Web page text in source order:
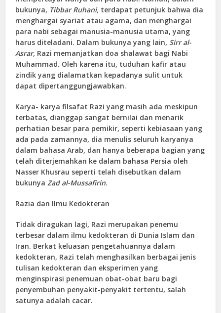
bukunya, Tibbar Ruhani, terdapat petunjuk bahwa dia
menghargai syariat atau agama, dan menghargai
para nabi sebagai manusia-manusia utama, yang
harus diteladani. Dalam bukunya yang lain, Sirr al-
Asrar, Razi memanjatkan doa shalawat bagi Nabi
Muhammad. Oleh karena itu, tuduhan kafir atau
zindik yang dialamatkan kepadanya sulit untuk
dapat dipertanggungjawabkan.
Karya- karya filsafat Razi yang masih ada meskipun
terbatas, dianggap sangat bernilai dan menarik
perhatian besar para pemikir, seperti kebiasaan yang
ada pada zamannya, dia menulis seluruh karyanya
dalam bahasa Arab, dan hanya beberapa bagian yang
telah diterjemahkan ke dalam bahasa Persia oleh
Nasser Khusrau seperti telah disebutkan dalam
bukunya Zad al-Mussafirin.
Razia dan Ilmu Kedokteran
Tidak diragukan lagi, Razi merupakan penemu
terbesar dalam ilmu kedokteran di Dunia Islam dan
Iran. Berkat keluasan pengetahuannya dalam
kedokteran, Razi telah menghasilkan berbagai jenis
tulisan kedokteran dan eksperimen yang
menginspirasi penemuan obat-obat baru bagi
penyembuhan penyakit-penyakit tertentu, salah
satunya adalah cacar.